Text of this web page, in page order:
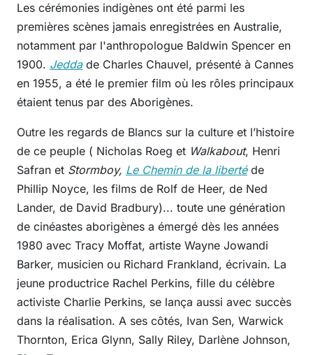
Les cérémonies indigènes ont été parmi les
premières scènes jamais enregistrées en Australie,
notamment par l'anthropologue Baldwin Spencer en
1900. Jeddade Charles Chauvel, présenté à Cannes
en 1955, a été le premier film où les rôles principaux
étaient tenus par des Aborigènes.
Outre les regards de Blancs sur la culture et l’histoire
de ce peuple ( Nicholas Roeg et Walkabout, Henri
Safran et Stormboy, Le Chemin de la libertéde
Phillip Noyce, les films de Rolf de Heer, de Ned
Lander, de David Bradbury)... toute une génération
de cinéastes aborigènes a émergé dès les années
1980 avec Tracy Moffat, artiste Wayne Jowandi
Barker, musicien ou Richard Frankland, écrivain. La
jeune productrice Rachel Perkins, fille du célèbre
activiste Charlie Perkins, se lança aussi avec succès
dans la réalisation. A ses côtés, Ivan Sen, Warwick
Thornton, Erica Glynn, Sally Riley, Darlène Johnson,